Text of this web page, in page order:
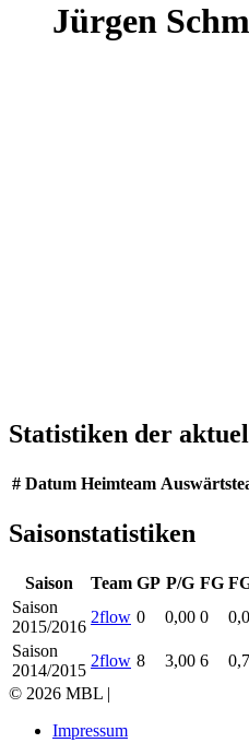
Jürgen
Statistiken der
# Datum Heimteam
Saisonstatistiken
Saison Team GP P/G FG
Saison
2015/2016
2flow 0 0,00 0
Saison
2014/2015
2flow 8 3,00 6
© 2026 MBL |
Impressum